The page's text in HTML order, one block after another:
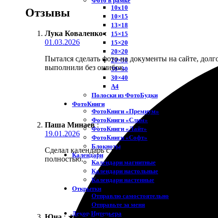
10х10
10×15
13×18
15×15
15×20
20×20
20×30
30×30
30×40
A4
Полоски из ФотоБудки
ФотоКниги
ФотоКниги «Премиум»
ФотоКниги «Слим»
ФотоКниги «Лайт»
ФотоКниги «Софт»
Блокноты
Календари
Календари магнитные
Календари настольные
Календари настенные
Открытки
Отправлю самостоятельно
Отправьте за меня
Декор Интерьера
Отзывы
Лука Коваленко :
01.03.2026
Пытался сделать фото на документы на сайте,
выполнили без ошибок.
Паша Минаев :
19.01.2026
Сделал календарь с фотографиями инструментов
полностью.